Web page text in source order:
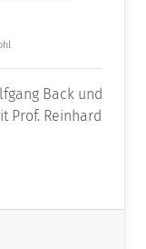
Back und
Prof. Reinhard